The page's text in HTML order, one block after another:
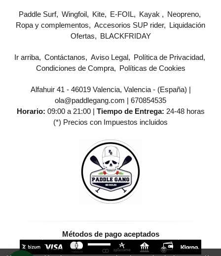
Paddle Surf Wingfoil Kite E-FOIL Kayak
Neopreno
Ropa y complementos
Accesorios SUP rider
Liquidación
Ofertas
BLACKFRIDAY
Ir arriba Contáctanos Aviso Legal
Política de Privacidad
Condiciones de Compra
Políticas de Cookies
Alfahuir 41 - 46019 Valencia, Valencia - (España) |
ola@paddlegang.com | 670854535
Horario: 09:00 a 21:00 | Tiempo de Entrega: 24-48 horas
(*) Precios con Impuestos incluidos
Métodos de pago aceptados